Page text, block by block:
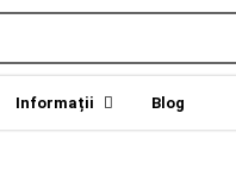
Informații Blog